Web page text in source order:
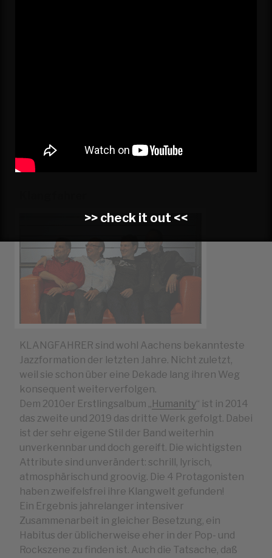
KLANGFAHRER sind wohl Aachens bekannteste
Jazzformation der letzten Jahre. Nicht zuletzt,
weil sie schon über eine Dekade lang ihren Weg
konsequent weiterverfolgen.
Dem 2010er Erstlingsalbum „ Humanity“ ist in 2014
das zweite und 2019 das dritte Werk gefolgt. Dabei
ist der sehr eigene Stil der Band weiterhin
unverkennbar und doch gereift. Die wichtigsten
Attribute sind unverändert: schrill, lyrisch,
atmosphärisch und groovig. Die 4 Protagonisten
haben zweifelsfrei ihre Klangwelt gefunden!
Ein Ergebnis jahrelanger intensiver
Zusammenarbeit in gleicher Besetzung, ein
Habitus der üblicherweise eher in der Pop- und
Rockszene zu finden ist. Auch die Tatsache, daß
>> check it out <<